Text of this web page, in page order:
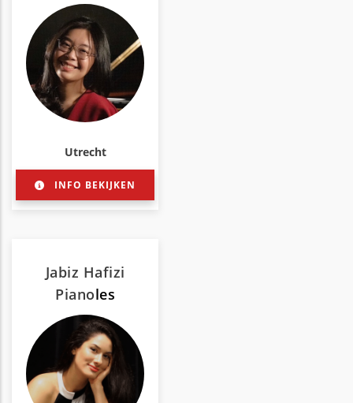
Utrecht
INFO BEKIJKEN
Jabiz Hafizi
Pianoles